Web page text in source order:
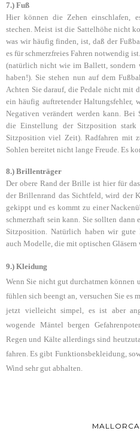
7.) Fuß
Hier können die Zehen einschlafen,
stechen. Meist ist die Sattelhöhe nicht
was wir häufig finden, ist, daß der
es für schmerzfreies Fahren notwendig
(natürlich nicht wie im Ballett, sondern
haben!). Sie stehen nun auf dem
Achten Sie darauf, die Pedale nicht mit
ein häufig auftretender Haltungsfehler,
Negativen verändert werden kann. Bei
die Einstellung der Sitzposition
Sitzposition viel Zeit). Radfahren mit
Sohlen bereitet nicht lange Freude. Es
8.) Brillenträger
Der obere Rand der Brille ist hier für
der Brillenrand das Sichtfeld, wird der
gekippt und es kommt zu einer
schmerzhaft sein kann. Sie sollten dann
Sitzposition. Natürlich haben wir
auch Modelle, die mit optischen Gläsern
9.) Kleidung
Wenn Sie nicht gut durchatmen können
fühlen sich beengt an, versuchen Sie es
jetzt vielleicht simpel, es ist aber
wogende Mäntel bergen
Regen und Kälte allerdings sind
fahren. Es gibt Funktionsbekleidung,
Wind sehr gut abhalten.